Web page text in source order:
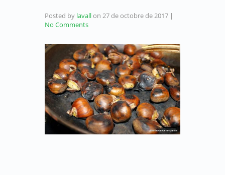
Posted by lavallon 27 de octobre de 2017 |
No Comments